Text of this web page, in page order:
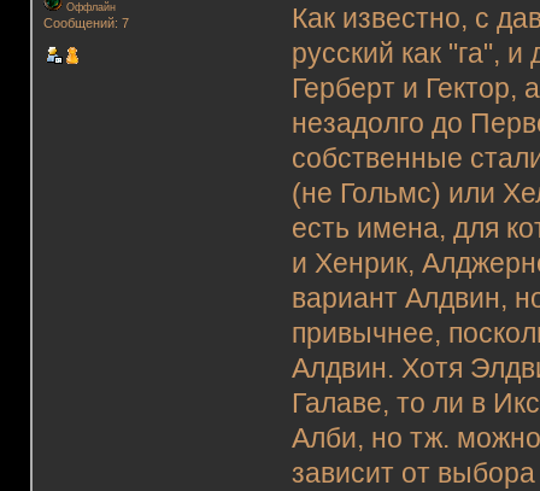
Оффлайн
Сообщений: 7
Как известно, с
русский как "га",
Герберт и
незадолго до
собственные
(не Гольмс) или
есть имена, для
и Хенрик,
вариант Алдвин,
привычнее,
Алдвин. Хотя
Галаве, то ли в
Алби, но тж.
зависит от